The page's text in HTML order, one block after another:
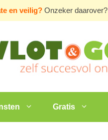
en veilig? Onzeker daarover?
Gratis